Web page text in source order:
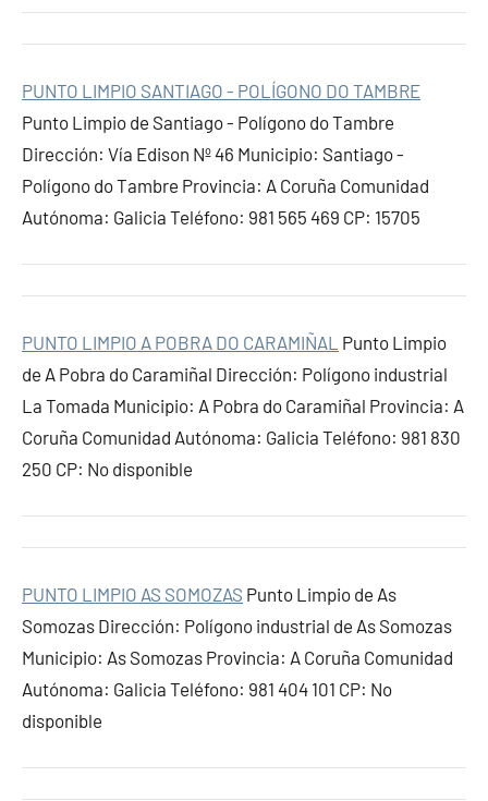
PUNTO LIMPIO SANTIAGO - POLÍGONO DO TAMBRE
Punto Limpio de Santiago - Polígono do Tambre
Dirección: Vía Edison Nº 46 Municipio: Santiago -
Polígono do Tambre Provincia: A Coruña Comunidad
Autónoma: Galicia Teléfono: 981 565 469 CP: 15705
PUNTO LIMPIO A POBRA DO CARAMIÑAL Punto Limpio
de A Pobra do Caramiñal Dirección: Polígono industrial
La Tomada Municipio: A Pobra do Caramiñal Provincia: A
Coruña Comunidad Autónoma: Galicia Teléfono: 981 830
250 CP: No disponible
PUNTO LIMPIO AS SOMOZAS Punto Limpio de As
Somozas Dirección: Polígono industrial de As Somozas
Municipio: As Somozas Provincia: A Coruña Comunidad
Autónoma: Galicia Teléfono: 981 404 101 CP: No
disponible